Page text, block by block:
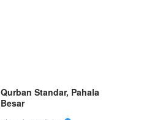
Qurban Standar, Pahala
Besar